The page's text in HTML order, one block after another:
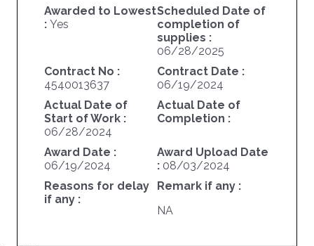
Awarded to Lowest
: Yes
Scheduled Date of
completion of
supplies :
06/28/2025
Contract No :
4540013637
Contract Date :
06/19/2024
Actual Date of
Start of Work :
06/28/2024
Actual Date of
Completion :
Award Date :
06/19/2024
Award Upload Date
: 08/03/2024
Reasons for delay
if any :
Remark if any :
NA